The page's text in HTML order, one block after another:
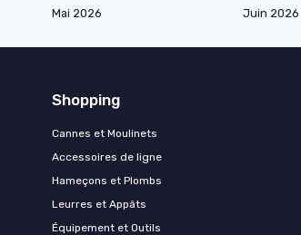
Mai 2026
Juin 2026
Shopping
Cannes et Moulinets
Accessoires de ligne
Hameçons et Plombs
Leurres et Appâts
Équipement et Outils